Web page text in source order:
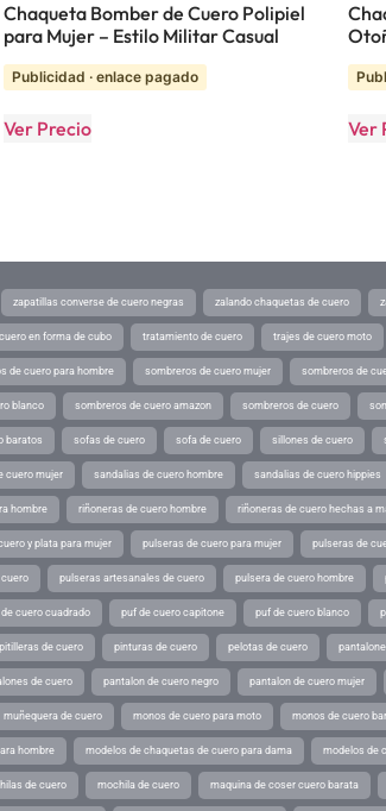
Chaqueta Bomber de Cuero Polipiel
para Mujer – Estilo Militar Casual
Publicidad · enlace pagado
Ver Precio Ver
zapatillas converse de cuero negras zalando chaquetas de cuero
en forma de cubo tratamiento de cuero trajes de cuero moto
de cuero para hombre sombreros de cuero mujer sombreros de
blanco sombreros de cuero amazon sombreros de cuero
baratos sofas de cuero sofa de cuero sillones de cuero
cuero mujer sandalias de cuero hombre sandalias de cuero hippies
hombre riñoneras de cuero hombre riñoneras de cuero hechas a
y plata para mujer pulseras de cuero para mujer pulseras de
pulseras artesanales de cuero pulsera de cuero hombre
cuero cuadrado puf de cuero capitone puf de cuero blanco
pitilleras de cuero pinturas de cuero pelotas de cuero
de cuero pantalon de cuero negro pantalon de cuero mujer
muñequera de cuero monos de cuero para moto monos de cuero
hombre modelos de chaquetas de cuero para dama modelos de
de cuero mochila de cuero maquina de coser cuero barata